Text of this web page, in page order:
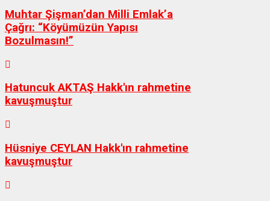
Muhtar Şişman’dan Milli Emlak’a
Çağrı: “Köyümüzün Yapısı
Bozulmasın!”
Hatuncuk AKTAŞ Hakk'ın rahmetine
kavuşmuştur
Hüsniye CEYLAN Hakk'ın rahmetine
kavuşmuştur